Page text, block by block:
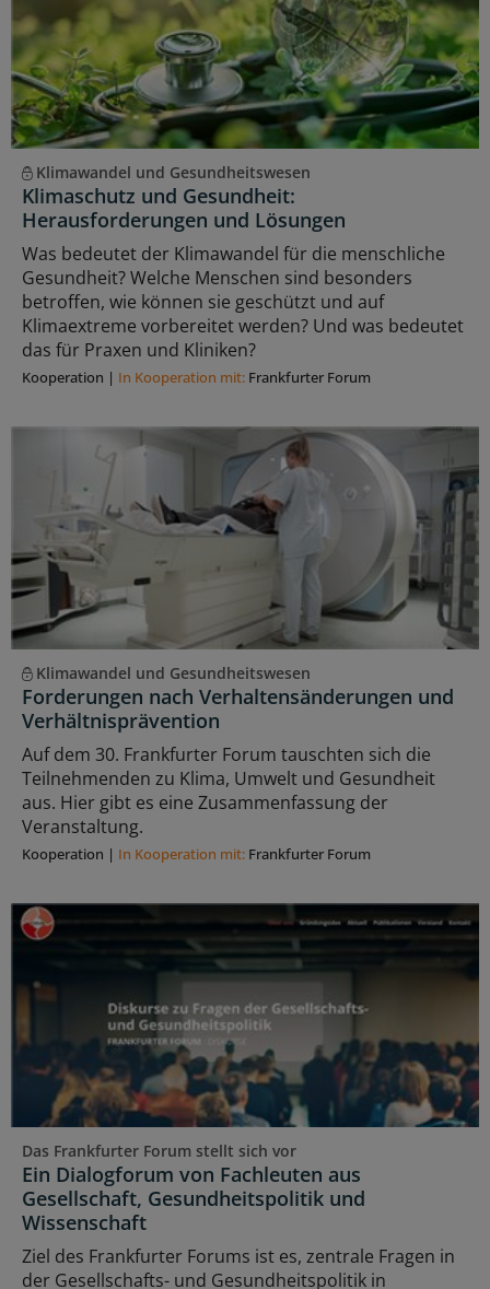
Klimawandel und Gesundheitswesen
Klimaschutz und Gesundheit:
Herausforderungen und Lösungen
Was bedeutet der Klimawandel für die menschliche
Gesundheit? Welche Menschen sind besonders
betroffen, wie können sie geschützt und auf
Klimaextreme vorbereitet werden? Und was bedeutet
das für Praxen und Kliniken?
Kooperation | In Kooperation mit: Frankfurter Forum
Klimawandel und Gesundheitswesen
Forderungen nach Verhaltensänderungen und
Verhältnisprävention
Auf dem 30. Frankfurter Forum tauschten sich die
Teilnehmenden zu Klima, Umwelt und Gesundheit
aus. Hier gibt es eine Zusammenfassung der
Veranstaltung.
Kooperation | In Kooperation mit: Frankfurter Forum
Das Frankfurter Forum stellt sich vor
Ein Dialogforum von Fachleuten aus
Gesellschaft, Gesundheitspolitik und
Wissenschaft
Ziel des Frankfurter Forums ist es, zentrale Fragen in
der Gesellschafts- und Gesundheitspolitik in